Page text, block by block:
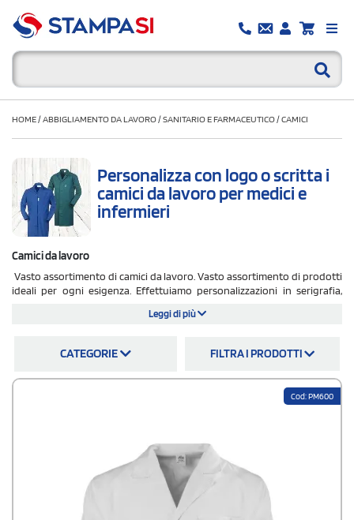
HOME/ABBIGLIAMENTO DA LAVORO/SANITARIO E FARMACEUTICO/CAMICI
Personalizza con logo o scritta i
camici da lavoro per medici e
infermieri
Camici da lavoro
Vasto assortimento di camici da lavoro. Vasto assortimento di prodotti
ideali per ogni esigenza. Effettuiamo personalizzazioni in serigrafia,
Loom, Ale, Payper, Sol's e tanti altri. Spedizione gratuita in tutta Italia.
ordina online
Leggi di più
CATEGORIE FILTRA I PRODOTTI
Cod: PM600